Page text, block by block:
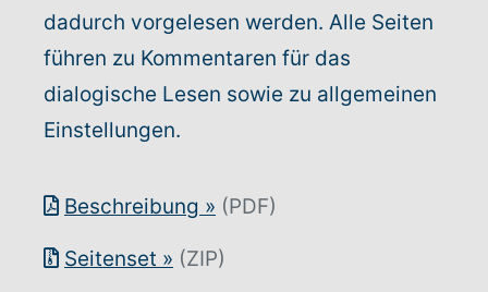
dadurch vorgelesen werden. Alle Seiten
führen zu Kommentaren für das
dialogische Lesen sowie zu allgemeinen
Einstellungen.
Beschreibung » (PDF)
Seitenset » (ZIP)